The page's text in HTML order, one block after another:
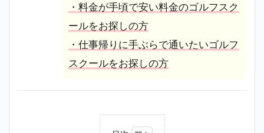
・料金が手頃で安い料金のゴルフスク
ールをお探しの方
・仕事帰りに手ぶらで通いたいゴルフ
スクールをお探しの方